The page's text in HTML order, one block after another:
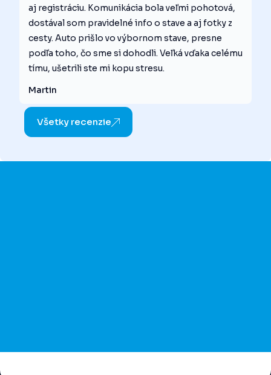
aj registráciu. Komunikácia bola veľmi pohotová,
dostával som pravidelné info o stave a aj fotky z
cesty. Auto prišlo vo výbornom stave, presne
podľa toho, čo sme si dohodli. Veľká vďaka celému
tímu, ušetrili ste mi kopu stresu.
Martin
Všetky recenzie